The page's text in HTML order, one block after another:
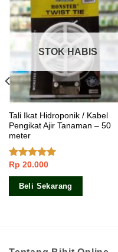
STOK HABIS
Tali Ikat Hidroponik / Kabel
Pengikat Ajir Tanaman – 50
meter
Dinilai5.00
dari 5
Rp 20.000
Beli Sekarang